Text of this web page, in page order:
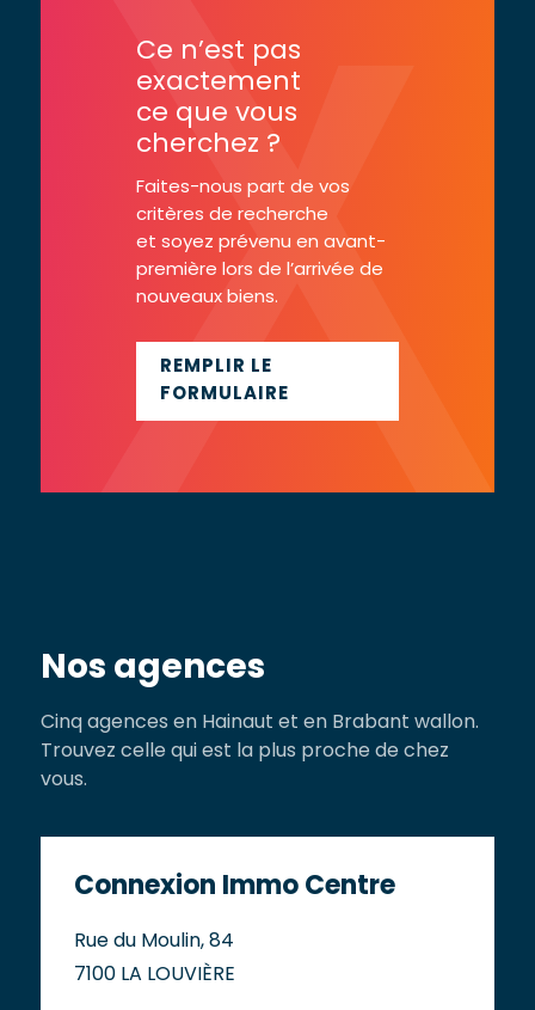
Ce n’est pas
exactement
ce que vous
cherchez ?
Faites-nous part de vos
critères de recherche
et soyez prévenu en avant-
première lors de l’arrivée de
nouveaux biens.
REMPLIR LE
FORMULAIRE
Nos agences
Cinq agences en Hainaut et en Brabant wallon.
Trouvez celle qui est la plus proche de chez
vous.
Connexion Immo Centre
Rue du Moulin, 84
7100 LA LOUVIÈRE